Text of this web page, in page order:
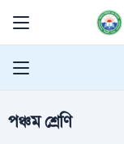
পঞ্চম শ্রেণি